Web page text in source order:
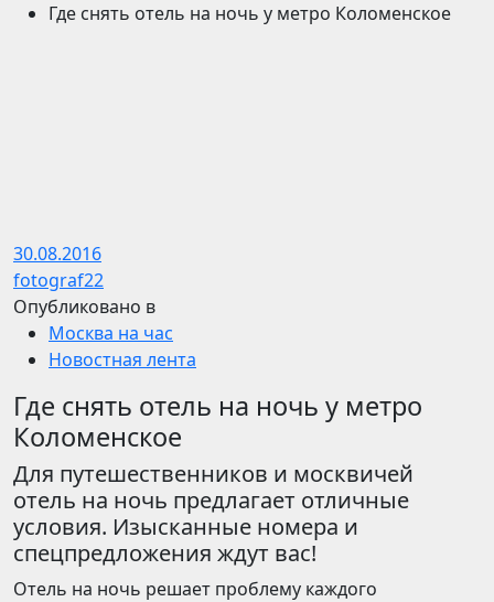
Где снять отель на ночь у метро Коломенское
30.08.2016
fotograf22
Опубликовано в
Москва на час
Новостная лента
Где снять отель на ночь у метро
Коломенское
Для путешественников и москвичей
отель на ночь предлагает отличные
условия. Изысканные номера и
спецпредложения ждут вас!
Отель на ночь решает проблему каждого